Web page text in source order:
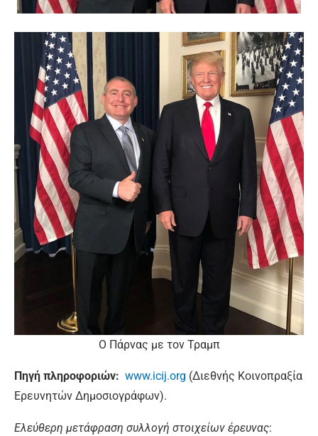
O Πάρνας με τον Τραμπ
Πηγή πληροφοριών: www.icij.org (Διεθνής Κοινοπραξία
Ερευνητών Δημοσιογράφων).
Ελεύθερη μετάφραση συλλογή στοιχείων έρευνας: